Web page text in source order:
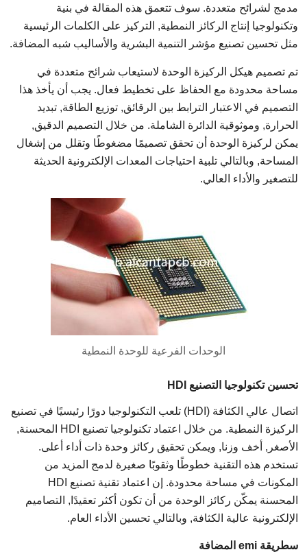
مدمج لشرائح متعددة. سوف تتعمق هذه المقالة في بنية
وتكنولوجيا إنتاج الركائز النمطية, التركيز على الكلمات الرئيسية
مثل تحسين تصنيع مؤشر التنمية البشرية والأساليب شبه المضافة.
تم تصميم هيكل الركيزة الوحدة لاستيعاب شرائح متعددة في
مساحة محدودة مع الحفاظ على تخطيط فعال. يجب أن يأخذ هذا
التصميم في الاعتبار الترابط بين الرقائق, توزيع الطاقة, تبديد
الحرارة, وموثوقية الدائرة الشاملة. من خلال التصميم الدقيق,
يمكن لركيزة الوحدة أن تحقق تصميمًا مضغوطًا وتقلل من إشغال
المساحة, وبالتالي تلبية احتياجات المعدات الإلكترونية الحديثة
للتصغير والأداء العالي.
الوحدات الفرعية للوحدة النمطية
تحسين تكنولوجيا التصنيع HDI
اتصال عالي الكثافة (HDI) تلعب التكنولوجيا دورًا رئيسيًا في تصنيع
الركيزة النمطية. من خلال اعتماد تكنولوجيا تصنيع HDI المحسنة,
الأصغر, أخف وزنا, ويمكن تحقيق ركائز وحدة ذات أداء أعلى.
تستخدم هذه التقنية خطوطًا وثقوبًا صغيرة لدمج المزيد من
المكونات في مساحة محدودة. إن اعتماد تقنية تصنيع HDI
المحسنة يمكّن ركائز الوحدة من أن تكون أكثر تعقيدًا, التصاميم
الإلكترونية عالية الكثافة, وبالتالي تحسين الأداء العام.
سطريقة emi المضافة